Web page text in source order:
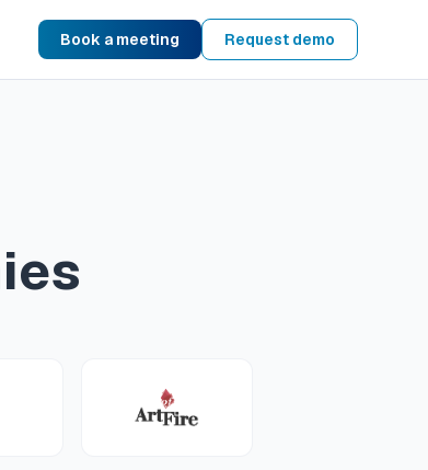
Book a meeting Request demo